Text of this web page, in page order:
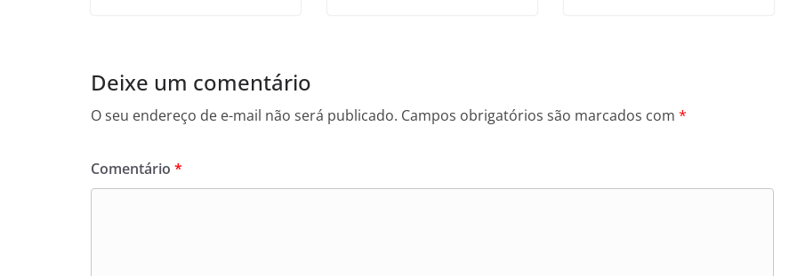
Deixe um comentário
O seu endereço de e-mail não será publicado. Campos obrigatórios são marcados com *
Comentário *